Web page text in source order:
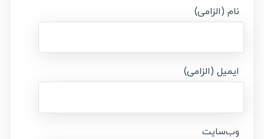
نام (الزامی)
ایمیل (الزامی)
وب‌سایت